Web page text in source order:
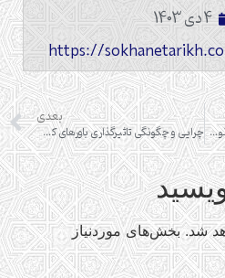
4 دی 1403
وبینار «منزلت زن از جاهلیت تا عصر علوی»
بعدی
چرایی و چگونگی تاثیرگذاری باورهای کلامی در سیره‌پژوهی اهل بیت (علیهم السلام)
شد. بخش‌های موردنیاز